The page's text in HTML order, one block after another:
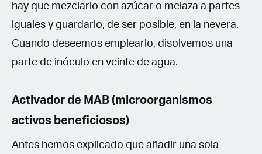
hay que mezclarlo con azúcar o melaza a partes
iguales y guardarlo, de ser posible, en la nevera.
Cuando deseemos emplearlo, disolvemos una
parte de inóculo en veinte de agua.
Activador de MAB (microorganismos
activos beneficiosos)
Antes hemos explicado que añadir una sola